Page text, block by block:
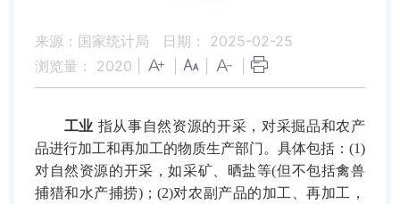
来源：国家统计局
日期： 2025-02-25
浏览量： 2020
工业 指从事自然资源的开采，对采掘品和农产
品进行加工和再加工的物质生产部门。具体包括： (1)
对自然资源的开采，如采矿、晒盐等(但不包括禽兽
捕猎和水产捕捞)； (2)对农副产品的加工、再加工，